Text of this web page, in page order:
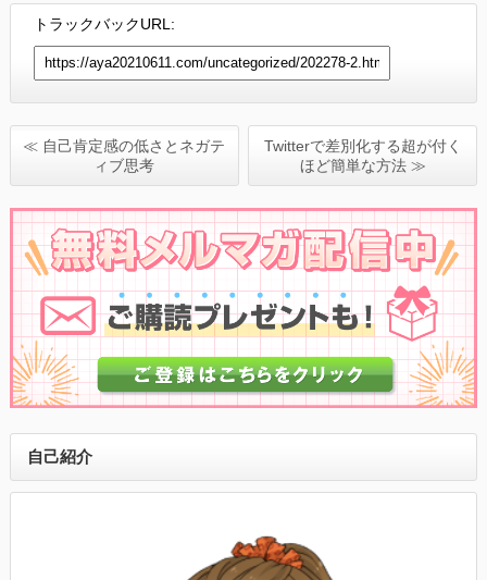
トラックバックURL:
≪ 自己肯定感の低さとネガテ
ィブ思考
Twitterで差別化する超が付く
ほど簡単な方法 ≫
自己紹介